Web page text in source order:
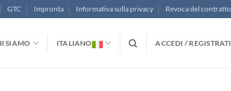
GTC Impronta Informativa sulla privacy Revoca del contratto
SIAMO ITALIANO ACCEDI / REGISTRATI